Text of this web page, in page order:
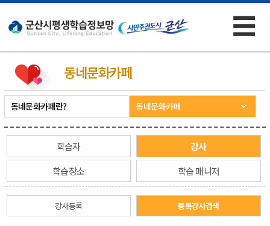
×
☰
동네문화카페
동네문화카페란? 동네문화카페
학습자
강사
학습장소
학습 매니저
강사등록 등록강사검색